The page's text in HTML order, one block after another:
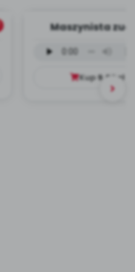
Maszynista
mp3)
Kup9.99 zł